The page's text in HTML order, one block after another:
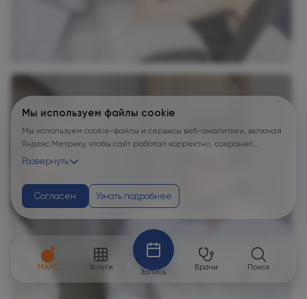
МАРС Услуги
Запись
Врачи Поиск
Мы используем файлы cookie
Мы используем cookie-файлы и сервисы веб-аналитики, включая
Яндекс.Метрику, чтобы сайт работал корректно, сохранял
пользовательские настройки, защищал формы от технических
посещаемость и улуч...
Развернуть
Согласен Узнать подробнее